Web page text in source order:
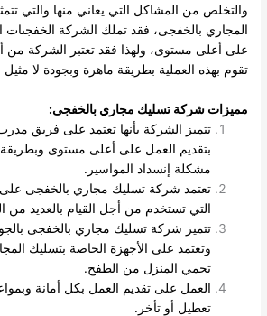
والتخلص من المشاكل التي يعاني منها والتي
المجاري بالخفجى، فقد تملك الشركة الخفجىات
على أعلى مستوى، ولهذا فقد تعتبر الشركة من
تقوم بهذه العملية بطريقة ماهرة وبجودة لا مثيل
مميزات شركة تسليك مجاري بالخفجى:
تتميز الشركة بأنها تعتمد على فريق
بتقديم العمل على أعلى مستوى
مشكلة إنسداد المواسير.
تعتمد شركة تسليك مجاري بالخفجى على
التي تستخدم من أجل القيام بالعديد من
تتميز شركة تسليك مجاري بالخفجى
وتعتمد على الأجهزة الخاصة بتسليك
تحمي المنزل من الطفح.
العمل على تقديم العمل بكل أمانة
تعطيل أو تأخر.